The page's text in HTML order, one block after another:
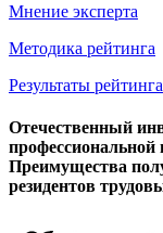
Мнение эксперта
Методика рейтинга
Результаты рейтинга
Отечественный
Преимущества
резидентов